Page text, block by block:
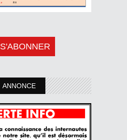
S'ABONNER
ANNONCE